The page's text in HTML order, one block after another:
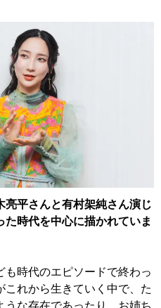
平さんと有村架純さん演じ
た時代を中心に描かれていま
も時代のエピソードで終わっ
これから生きていく中で、た